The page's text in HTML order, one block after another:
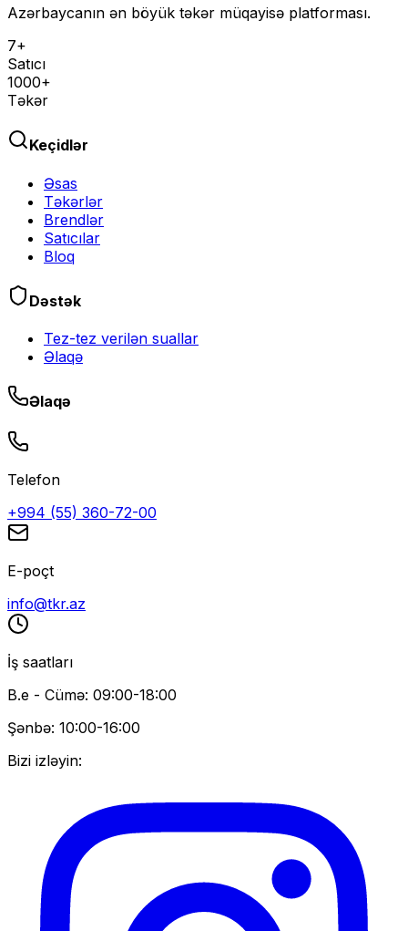
Azərbaycanın ən böyük təkər müqayisə platforması.
7+
Satıcı
1000+
Təkər
Keçidlər
Əsas
Təkərlər
Brendlər
Satıcılar
Bloq
Dəstək
Tez-tez verilən suallar
Əlaqə
Əlaqə
Telefon
+994 (55) 360-72-00
E-poçt
info@tkr.az
İş saatları
B.e - Cümə: 09:00-18:00
Şənbə: 10:00-16:00
Bizi izləyin: